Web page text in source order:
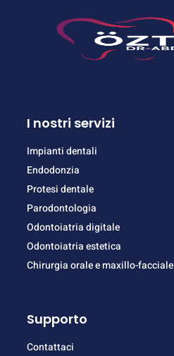
I nostri servizi
Impianti dentali
Endodonzia
Protesi dentale
Parodontologia
Odontoiatria digitale
Odontoiatria estetica
Chirurgia orale e maxillo-facciale
Supporto
Contattaci